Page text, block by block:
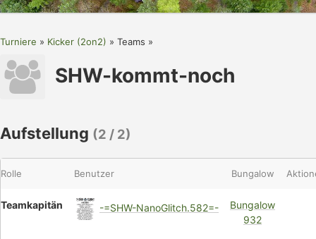
Turniere Kicker (2on2) Teams
SHW-kommt-noch
Aufstellung (2 / 2)
Rolle Benutzer Bungalow
Teamkapitän -=SHW-NanoGlitch.582=-
Bungalow
932